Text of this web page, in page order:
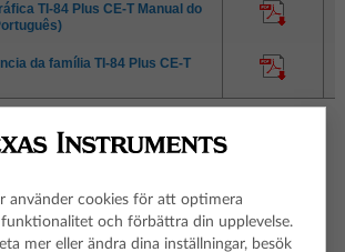
TI-84 Plus CE-T Manual do
da família TI-84 Plus CE-T
använder cookies för att optimera
och förbättra din upplevelse.
mer eller ändra dina inställningar, besök